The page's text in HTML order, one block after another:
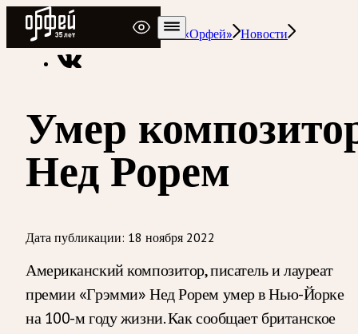
Радио Орфей
Радио классической музыки «Орфей» Новости
Умер
Нед Рорем
Дата публикации: 18 ноября 2022
Американский композитор, писатель и лауреат
премии «Грэмми» Нед Рорем умер в Нью-Йорке
на 100-м году жизни. Как сообщает британское